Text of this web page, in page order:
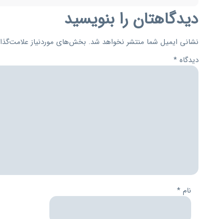
دیدگاهتان را بنویسید
نشانی ایمیل شما منتشر نخواهد شد. بخش‌های موردنیاز
دیدگاه *
نام *